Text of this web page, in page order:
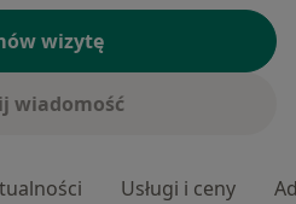
wizytę
wiadomość
Usługi i ceny